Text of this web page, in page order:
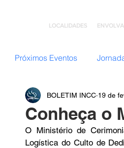
LOCALIDADES
Próximos Eventos
Nazateen (Adolescentes) JNI
Conheça o
BOLETIM INCC 19 de
O Ministério de
Logística do Culto de